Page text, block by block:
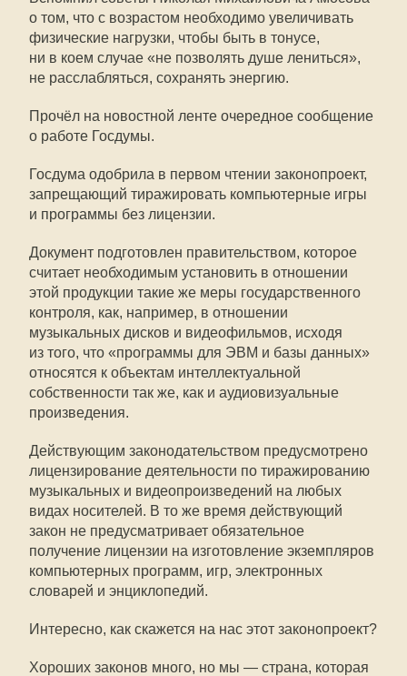
о том, что с возрастом необходимо увеличивать
физические нагрузки, чтобы быть в тонусе,
ни в коем случае «не позволять душе лениться»,
не расслабляться, сохранять энергию.
Прочёл на новостной ленте очередное сообщение
о работе Госдумы.
Госдума одобрила в первом чтении законопроект,
запрещающий тиражировать компьютерные игры
и программы без лицензии.
Документ подготовлен правительством, которое
считает необходимым установить в отношении
этой продукции такие же меры государственного
контроля, как, например, в отношении
музыкальных дисков и видеофильмов, исходя
из того, что «программы для ЭВМ и базы данных»
относятся к объектам интеллектуальной
собственности так же, как и аудиовизуальные
произведения.
Действующим законодательством предусмотрено
лицензирование деятельности по тиражированию
музыкальных и видеопроизведений на любых
видах носителей. В то же время действующий
закон не предусматривает обязательное
получение лицензии на изготовление экземпляров
компьютерных программ, игр, электронных
словарей и энциклопедий.
Интересно, как скажется на нас этот законопроект?
Хороших законов много, но мы — страна, которая